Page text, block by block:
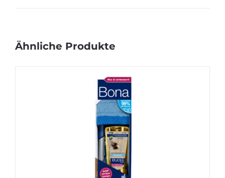
Ähnliche Produkte